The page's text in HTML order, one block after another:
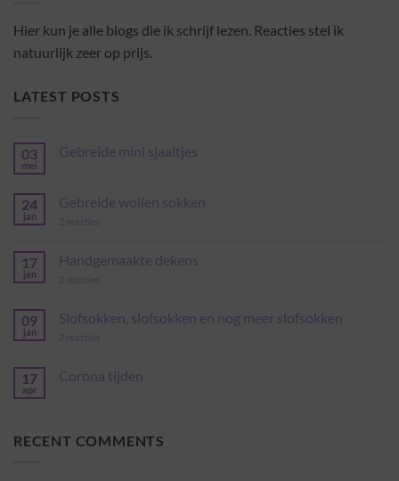
Hier kun je alle blogs die ik schrijf lezen. Reacties stel ik
natuurlijk zeer op prijs.
LATEST POSTS
03
mei
Gebreide mini sjaaltjes
Gebreide
sjaaltjes
24
jan
Gebreide wollen sokken
2 reacties
17
jan
Handgemaakte dekens
2 reacties
09
jan
Slofsokken, slofsokken en nog meer slofsokken
2 reacties
en
nog
17
apr
Corona tijden
tijden
RECENT COMMENTS